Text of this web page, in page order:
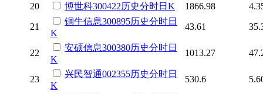
20 博世科300422历史分时日K 1866.98
21
铜牛信息300895历史分时日
K
43.61
22
安硕信息300380历史分时日
K
1013.27
23
兴民智通002355历史分时日
K
530.6